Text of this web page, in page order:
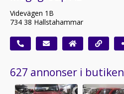
Videvägen 1B
734 38 Hallstahammar
627 annonser i butiken